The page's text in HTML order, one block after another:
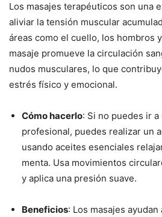
Los masajes terapéuticos son una
aliviar la tensión muscular
áreas como el cuello, los hombros
masaje promueve la circulación
nudos musculares, lo que
estrés físico y emocional.
Cómo hacerlo: Si no puedes ir
profesional, puedes realizar un
usando aceites esenciales
menta. Usa movimientos
y aplica una presión suave.
Beneficios: Los masajes